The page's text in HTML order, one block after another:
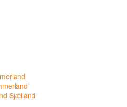
Sjælland